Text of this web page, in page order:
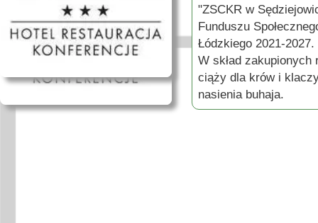
"ZSCKR w
Funduszu
Łódzkiego 2021-2027.
W skład
ciąży dla krów i
nasienia buhaja.